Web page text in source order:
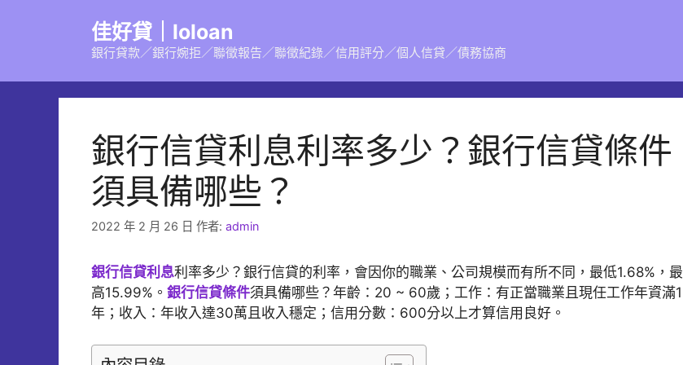
佳好貸｜loloan
銀行貸款／銀行婉拒／聯徵報告／聯徵紀錄／信用評分／個人信貸／債務協商
銀行信貸利息利率多少？銀行信貸條件
須具備哪些？
2022 年 2 月 26 日 作者: admin
銀行信貸利息利率多少？銀行信貸的利率，會因你的職業、公司規模而有所不同，最低1.68%，最
高15.99%。 銀行信貸條件須具備哪些？年齡：20 ~ 60歲；工作：有正當職業且現任工作年資滿1
年；收入：年收入達30萬且收入穩定；信用分數：600分以上才算信用良好。